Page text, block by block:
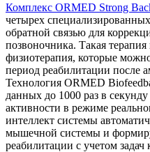
Комплекс ORMED Strong
четырех
обратной связью для
позвоночника. Такая
физиотерапия, которые
период реабилитации после
Технология ORMED
данных до 1000 раз в
активности в режиме
интеллект системы
мышечной системы и
реабилитации с учетом задач